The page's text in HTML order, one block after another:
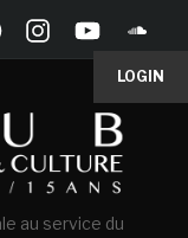
LOGIN
au service du